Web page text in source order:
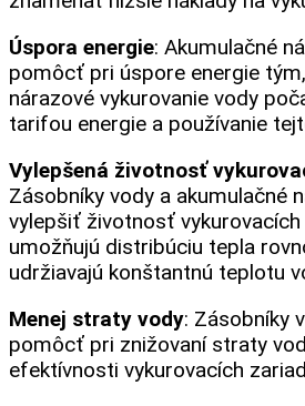
Úspora energie: Akumulačné
pomôcť pri úspore energie
nárazové vykurovanie vody
tarifou energie a používanie
Vylepšená životnosť
Zásobníky vody a akumulačné
vylepšiť životnosť
umožňujú distribúciu tepla
udržiavajú konštantnú teplotu
Menej straty vody: Zásobníky
pomôcť pri znižovaní straty
efektívnosti vykurovacích